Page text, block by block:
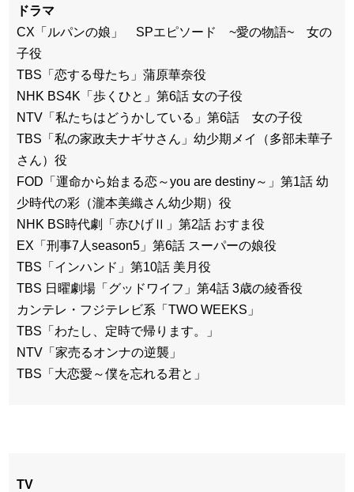
ドラマ
CX「ルパンの娘」 SPエピソード ~愛の物語~ 女の
子役
TBS「恋する母たち」蒲原華奈役
NHK BS4K「歩くひと」第6話 女の子役
NTV「私たちはどうかしている」第6話 女の子役
TBS「私の家政夫ナギサさん」幼少期メイ（多部未華子
さん）役
FOD「運命から始まる恋～you are destiny～」第1話 幼
少時代の彩（瀧本美織さん幼少期）役
NHK BS時代劇「赤ひげⅡ」第2話 おすま役
EX「刑事7人season5」第6話 スーパーの娘役
TBS「インハンド」第10話 美月役
TBS 日曜劇場「グッドワイフ」第4話 3歳の綾香役
カンテレ・フジテレビ系「TWO WEEKS」
TBS「わたし、定時で帰ります。」
NTV「家売るオンナの逆襲」
TBS「大恋愛～僕を忘れる君と」
TV